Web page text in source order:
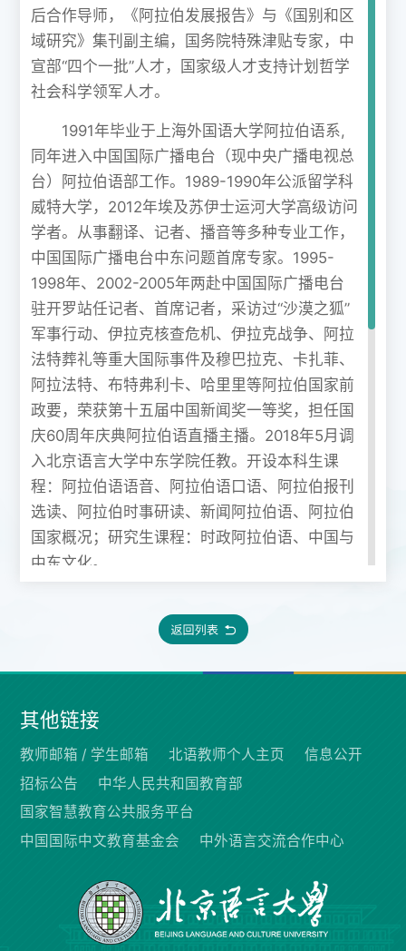
后合作导师，《阿拉伯发展报告》与《国别和区
域研究》集刊副主编，国务院特殊津贴专家，中
宣部“四个一批”人才，国家级人才支持计划哲学
社会科学领军人才。
1991年毕业于上海外国语大学阿拉伯语系,
同年进入中国国际广播电台（现中央广播电视总
台）阿拉伯语部工作。1989-1990年公派留学科
威特大学，2012年埃及苏伊士运河大学高级访问
学者。从事翻译、记者、播音等多种专业工作，
中国国际广播电台中东问题首席专家。1995-
1998年、2002-2005年两赴中国国际广播电台
驻开罗站任记者、首席记者，采访过“沙漠之狐”
军事行动、伊拉克核查危机、伊拉克战争、阿拉
法特葬礼等重大国际事件及穆巴拉克、卡扎菲、
阿拉法特、布特弗利卡、哈里里等阿拉伯国家前
政要，荣获第十五届中国新闻奖一等奖，担任国
庆60周年庆典阿拉伯语直播主播。2018年5月调
入北京语言大学中东学院任教。开设本科生课
程：阿拉伯语语音、阿拉伯语口语、阿拉伯报刊
选读、阿拉伯时事研读、新闻阿拉伯语、阿拉伯
国家概况；研究生课程：时政阿拉伯语、中国与
中东文化。
出版专著《伊斯兰激进组织》，发表《达尔
球化》《阿尔及利亚原教旨主义组织研究》《苏
斯兰”概念分析和趋势研究》《社交媒体中微视
频传播手段探析》等论文。
主持完成教育部指向性课题“阿拉伯国家反
恐与去极端化研究（2022年）”、研究生“课程思
政”示范课程建设（2022年）、新疆问题对外传
研究（阿拉伯国家）（2014年-2015年）、国际
评论教程（2016年-2017年）等项目，参与完成
教育部人文社科基金重大项目（2010年）等。
其他链接
教师邮箱 / 学生邮箱 北语教师个人主页
信息公开
招标公告
中华人民共和国教育部
国家智慧教育公共服务平台
中国国际中文教育基金会
中外语言交流合作中心